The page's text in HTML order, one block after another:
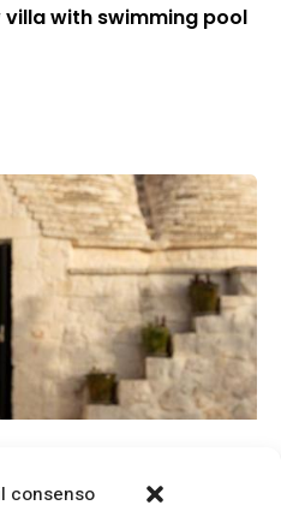
consenso
villa with swimming pool